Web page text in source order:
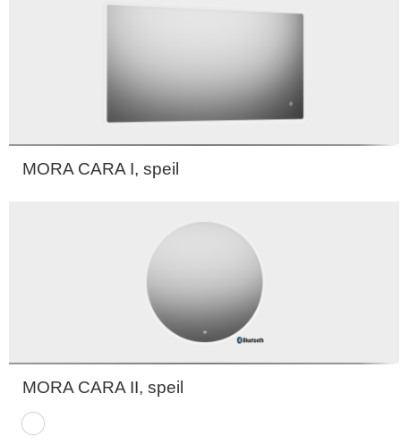
MORA CARA I, speil
MORA CARA II, speil